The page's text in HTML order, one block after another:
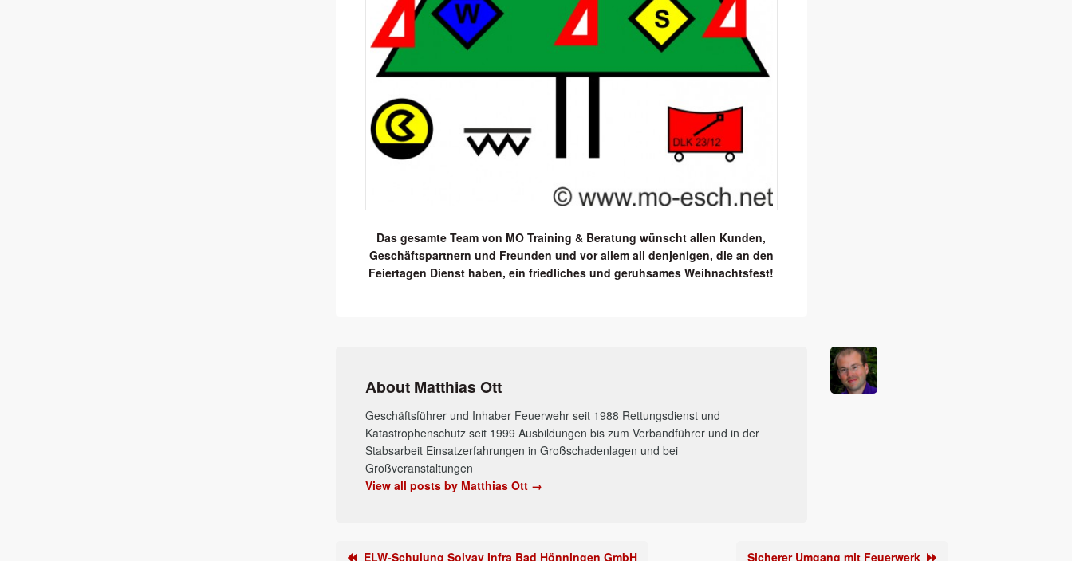
Das gesamte Team von MO Training & Beratung wünscht allen Kunden,
Geschäftspartnern und Freunden und vor allem all denjenigen, die an den
Feiertagen Dienst haben, ein friedliches und geruhsames Weihnachtsfest!
About Matthias Ott
Geschäftsführer und Inhaber Feuerwehr seit 1988 Rettungsdienst und
Katastrophenschutz seit 1999 Ausbildungen bis zum Verbandführer und in der
Stabsarbeit Einsatzerfahrungen in Großschadenlagen und bei
Großveranstaltungen
View all posts by Matthias Ott →
ELW-Schulung Solvay Infra Bad Hönningen GmbH Sicherer Umgang mit Feuerwerk